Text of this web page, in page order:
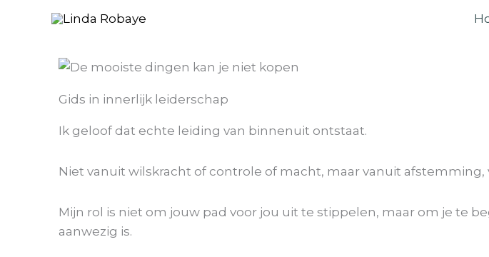
Gids in innerlijk leiderschap
Ik geloof dat echte leiding van binnenuit ontstaat.
Niet vanuit wilskracht of controle of macht, maar vanuit
Mijn rol is niet om jouw pad voor jou uit te stippelen, maar om je te
aanwezig is.